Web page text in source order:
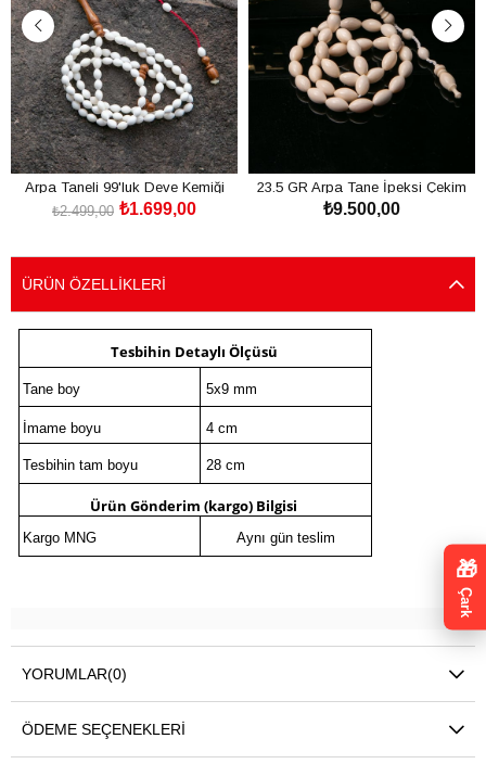
Arpa Taneli 99'luk Deve Kemiği
Kuka Kombinli
₺1.699,00
₺2.499,00
23.5 GR Arpa Tane İpeksi Çekim
Fil Dişi Tesbih
₺9.500,00
ÜRÜN ÖZELLIKLERI
Tesbihin Detaylı Ölçüsü
Tane boy 5x9 mm
İmame boyu 4 cm
Tesbihin tam boyu 28 cm
Ürün Gönderim (kargo) Bilgisi
Kargo MNG Aynı gün teslim
YORUMLAR(0)
ÖDEME SEÇENEKLERI
🎁
Çark